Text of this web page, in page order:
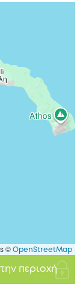
© OpenStreetMap
περιοχή